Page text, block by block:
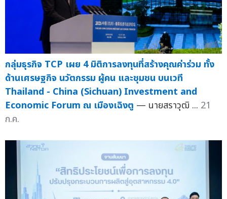
กลุ่มธุรกิจ TCP เผย 4 มิติการลงทุนที่สร้างคุณค่าร่วม ทั้ง
ด้านเศรษฐกิจ นวัตกรรม ผู้คน และชุมชน บนเวที
Thailand - China (Sichuan) Investment and
Economic Forum ณ เมืองเฉิงตู — นายสราวุฒิ ... 21
ก.ค.